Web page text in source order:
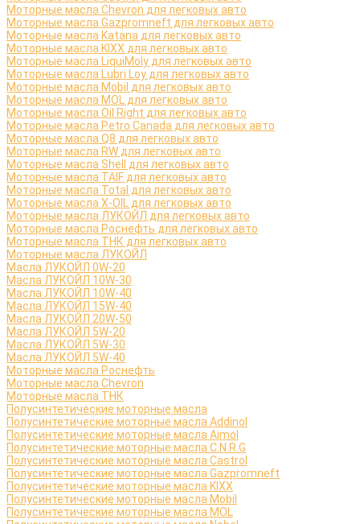
Моторные масла Chevron для легковых авто
Моторные масла Gazpromneft для легковых авто
Моторные масла Katana для легковых авто
Моторные масла KIXX для легковых авто
Моторные масла LiquiMoly для легковых авто
Моторные масла Lubri Loy для легковых авто
Моторные масла Mobil для легковых авто
Моторные масла MOL для легковых авто
Моторные масла Oil Right для легковых авто
Моторные масла Petro Canada для легковых авто
Моторные масла Q8 для легковых авто
Моторные масла RW для легковых авто
Моторные масла Shell для легковых авто
Моторные масла TAIF для легковых авто
Моторные масла Total для легковых авто
Моторные масла X-OIL для легковых авто
Моторные масла ЛУКОЙЛ для легковых авто
Моторные масла Роснефть для легковых авто
Моторные масла ТНК для легковых авто
Моторные масла ЛУКОЙЛ
Масла ЛУКОЙЛ 0W-20
Масла ЛУКОЙЛ 10W-30
Масла ЛУКОЙЛ 10W-40
Масла ЛУКОЙЛ 15W-40
Масла ЛУКОЙЛ 20W-50
Масла ЛУКОЙЛ 5W-20
Масла ЛУКОЙЛ 5W-30
Масла ЛУКОЙЛ 5W-40
Моторные масла Роснефть
Моторные масла Сhevron
Моторные масла ТНК
Полусинтетические моторные масла
Полусинтетические моторные масла Addinol
Полусинтетические моторные масла Aimol
Полусинтетические моторные масла C.N.R.G
Полусинтетические моторные масла Castrol
Полусинтетические моторные масла Gazpromneft
Полусинтетические моторные масла KIXX
Полусинтетические моторные масла Mobil
Полусинтетические моторные масла MOL